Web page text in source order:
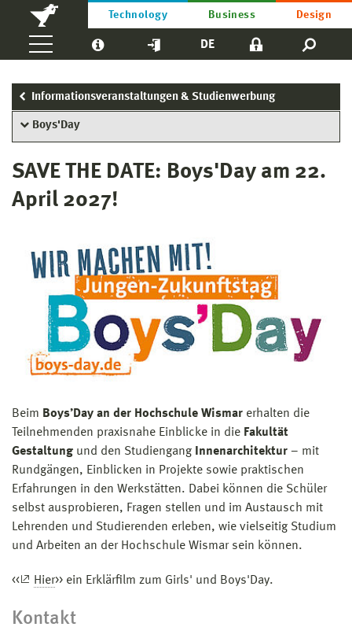
Technology Business Design
DE
Informationsveranstaltungen & Studienwerbung
Boys'Day
SAVE THE DATE: Boys'Day am 22.
April 2027!
Beim Boys’Day an der Hochschule Wismar erhalten die
Teilnehmenden praxisnahe Einblicke in die Fakultät
Gestaltungund den Studiengang Innenarchitektur – mit
Rundgängen, Einblicken in Projekte sowie praktischen
Erfahrungen in den Werkstätten. Dabei können die Schüler
selbst ausprobieren, Fragen stellen und im Austausch mit
Lehrenden und Studierenden erleben, wie vielseitig Studium
und Arbeiten an der Hochschule Wismar sein können.
<< Hier>> ein Erklärfilm zum Girls' und Boys'Day.
Kontakt